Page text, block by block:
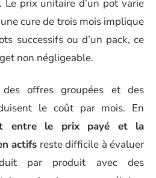
prix unitaire d’un pot varie
cure de trois mois implique
successifs ou d’un pack, ce
non négligeable.
offres groupées et des
le coût par mois. En
entre le prix payé et la
actifs reste difficile à évaluer
par produit avec des